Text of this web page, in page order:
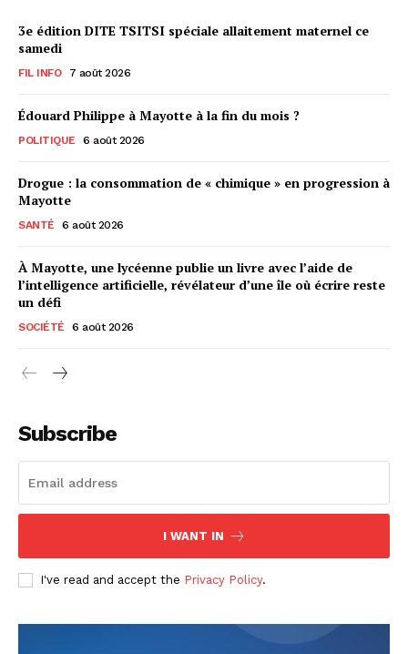
3e édition DITE TSITSI spéciale allaitement maternel ce
samedi
FIL INFO 7 août 2026
Édouard Philippe à Mayotte à la fin du mois ?
POLITIQUE 6 août 2026
Drogue : la consommation de « chimique » en progression à
Mayotte
SANTÉ 6 août 2026
À Mayotte, une lycéenne publie un livre avec l’aide de
l’intelligence artificielle, révélateur d’une île où écrire reste
un défi
SOCIÉTÉ 6 août 2026
Subscribe
I WANT IN
I've read and accept the Privacy Policy.